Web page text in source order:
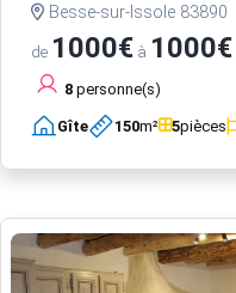
Besse-sur-Issole 83890
de 1000€ à 1000€
8 personne(s)
Gîte 150m² 5pièces